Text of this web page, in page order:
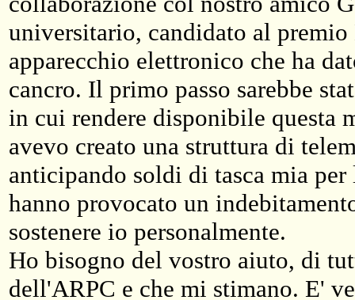
universitario, candidato al
apparecchio elettronico che ha
cancro. Il primo passo sarebbe
in cui rendere disponibile questa
avevo creato una struttura di
anticipando soldi di tasca mia
hanno provocato un
sostenere io personalmente.
Ho bisogno del vostro aiuto, di
dell'ARPC e che mi stimano. E'